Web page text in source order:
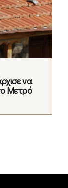
να
Μετρό